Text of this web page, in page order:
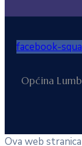
facebook-
Općina
Ova web